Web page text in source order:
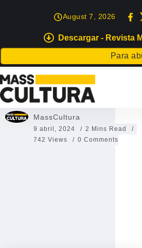
Descargar - Revista
Para
August 7, 2026
EVENTOS
Teguise Music
Teguise Music Showcase 2024
MassCultura
9 abril, 2024
2 Mins Read
742 Views
0 Comments